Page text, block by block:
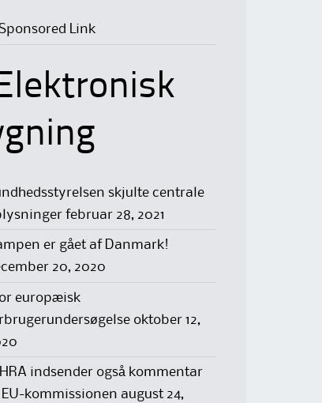
skjulte centrale
februar 28, 2021
er gået af Danmark!
20, 2020
europæisk
oktober 12,
indsender også kommentar
kommissionen august 24,